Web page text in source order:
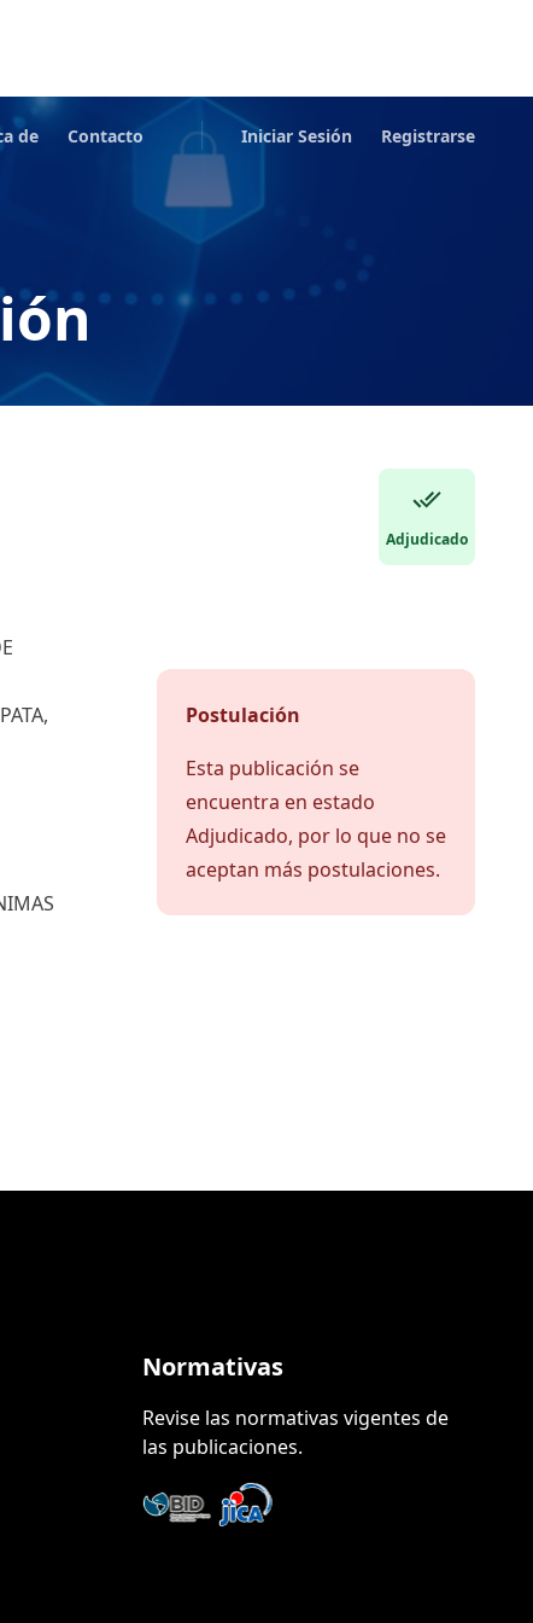
de Contacto Iniciar Sesión Registrarse
Adjudicado
Postulación
Esta publicación se
encuentra en estado
Adjudicado, por lo que no se
aceptan más postulaciones.
Normativas
Revise las normativas vigentes de
las publicaciones.